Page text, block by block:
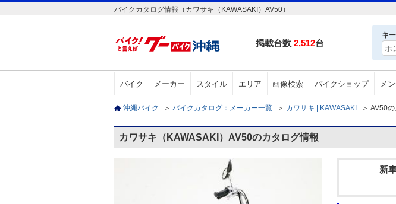
バイクカタログ情報（カワサキ（KAWASAKI）AV50）
掲載台数 2,512台
キ
バイク メーカー スタイル エリア 画像検索 バイクショップ メ
沖縄バイク ＞ バイクカタログ：メーカー一覧 ＞ カワサキ | KAWASAKI ＞ AV50
カワサキ（KAWASAKI）AV50のカタログ情報
新